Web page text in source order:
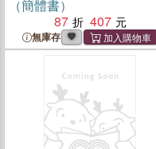
（簡體書）
87
407
無庫存